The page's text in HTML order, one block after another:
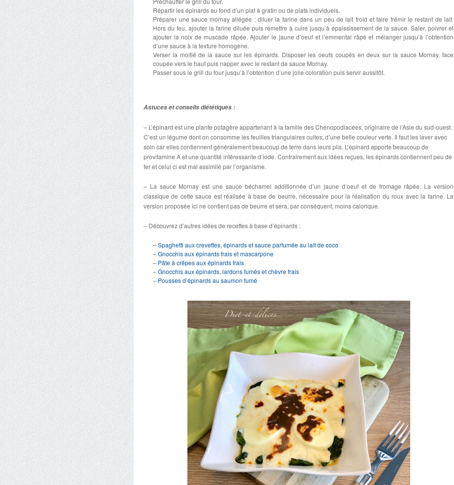
Répartir les épinards au fond d’un plat à gratin ou de plats individuels.
Préparer une sauce mornay allégée : diluer la farine dans un peu de lait froid et faire frémir le restant de lait.
Hors du feu, ajouter la farine diluée puis remettre à cuire jusqu’à épaississement de la sauce. Saler, poivrer et
ajouter la noix de muscade râpée. Ajouter le jaune d’oeuf et l’emmental râpé et mélanger jusqu’à l’obtention
d’une sauce à la texture homogène.
Verser la moitié de la sauce sur les épinards. Disposer les oeufs coupés en deux sur la sauce Mornay, face
coupée vers le haut puis napper avec le restant de sauce Mornay.
Passer sous le grill du four jusqu’à l’obtention d’une jolie coloration puis servir aussitôt.
Astuces et conseils diététiques :
– L’épinard est une plante potagère appartenant à la famille des Chénopodiacées, originaire de l’Asie du sud-ouest.
C’est un légume dont on consomme les feuilles triangulaires cuites, d’une belle couleur verte. Il faut les laver avec
soin car elles contiennent généralement beaucoup de terre dans leurs plis. L’épinard apporte beaucoup de
provitamine A et une quantité intéressante d’iode. Contrairement aux idées reçues, les épinards contiennent peu de
fer et celui ci est mal assimilé par l’organisme.
– La sauce Mornay est une sauce béchamel additionnée d’un jaune d’oeuf et de fromage râpée. La version
classique de cette sauce est réalisée à base de beurre, nécessaire pour la réalisation du roux avec la farine. La
version proposée ici ne contient pas de beurre et sera, par conséquent, moins calorique.
– Découvrez d’autres idées de recettes à base d’épinards :
–Spaghetti aux crevettes, épinards et sauce parfumée au lait de coco
–Gnocchis aux épinards frais et mascarpone
– Pâte à crêpes aux épinards frais
–Gnocchis aux épinards, lardons fumés et chèvre frais
– Pousses d’épinards au saumon fumé